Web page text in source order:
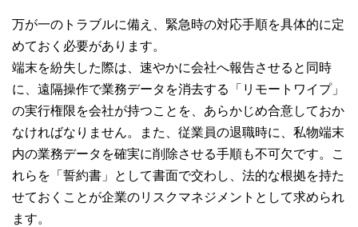
万が一のトラブルに備え、緊急時の対応手順を具体的に定
めておく必要があります。
端末を紛失した際は、速やかに会社へ報告させると同時
に、遠隔操作で業務データを消去する「リモートワイプ」
の実行権限を会社が持つことを、あらかじめ合意しておか
なければなりません。また、従業員の退職時に、私物端末
内の業務データを確実に削除させる手順も不可欠です。こ
れらを「誓約書」として書面で交わし、法的な根拠を持た
せておくことが企業のリスクマネジメントとして求められ
ます。